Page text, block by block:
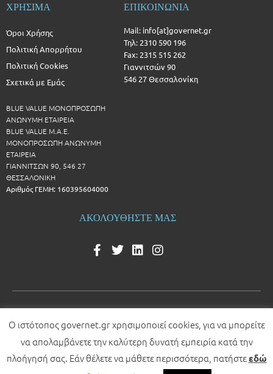
ΧΡΗΣΙΜΑ
Όροι Χρήσης
Πολιτική Απορρήτου
Πολιτική Cookies
Σχετικά με Εμάς
BLUE VALUE ΜΟΝΟΠΡΟΣΩΠΗ
ΑΝΩΝΥΜΗ ΕΤΑΙΡΕΙΑ
BLUE VALUE Μ.Α.Ε.
ΜΟΝΟΠΡΟΣΩΠΗ ΑΝΩΝΥΜΗ
ΕΤΑΙΡΕΙΑ
ΓΙΑΝΝΙΤΣΩΝ 90, 546 27
ΘΕΣΣΑΛΟΝΙΚΗ
Αριθμός ΓΕΜΗ: 160395604000
ΕΠΙΚΟΙΝΩΝΙΑ
Mail: info[at]governet.gr
Τηλ: 2310 590 196
Fax: 2315 515 262
Γιαννιτσών 90
546 27 Θεσσαλονίκη
ΑΚΟΛΟΥΘΗΣΤΕ ΜΑΣ
© 2026 All rights reserved
Development by
Ο ιστότοπος governet.gr χρησιμοποιεί cookies, για να μπορείτε
να απολαμβάνετε την καλύτερη δυνατή εμπειρία κατά την
πλοήγησή σας. Εάν θέλετε να μάθετε περισσότερα, πατήστεεδώ